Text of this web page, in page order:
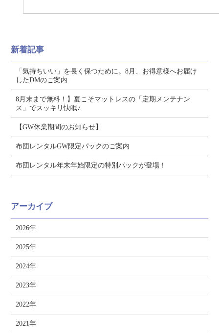
新着記事
「気持ちいい」を長く保つために。8月、お得意様へお届け
したDMのご案内
8月末まで無料！】夏こそマットレスの「定期メンテナン
ス」でスッキリ快眠♪
【GW休業期間のお知らせ】
布団レンタルGW限定パックのご案内
布団レンタル年末年始限定の特別パックが登場！
アーカイブ
2026年
2025年
2024年
2023年
2022年
2021年